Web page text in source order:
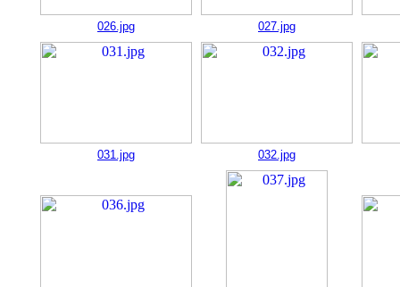
026.jpg 027.jpg
031.jpg 032.jpg